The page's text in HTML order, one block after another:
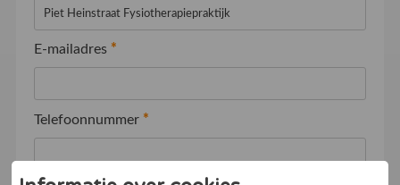
E-mailadres *
Telefoonnummer *